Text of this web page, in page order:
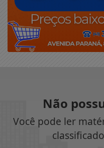
Não
Você pode ler